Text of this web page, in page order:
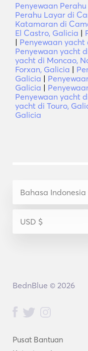
Penyewaan
Perahu Layar di
Katamaran di
El Castro, Galicia |
| Penyewaan yacht
Penyewaan yacht
yacht di Moncao,
Forxan, Galicia |
Galicia |
Galicia |
Penyewaan yacht
yacht di Touro,
Galicia
Pusat Bantuan
BednBlue © 2026